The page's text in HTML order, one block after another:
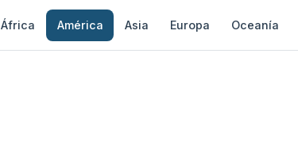
África América Asia Europa Oceanía